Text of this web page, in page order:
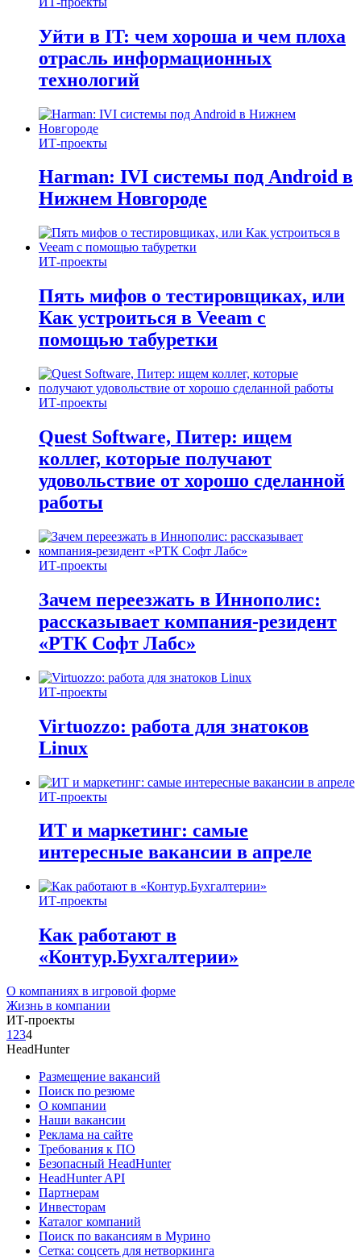
Уйти в IT: чем хороша и чем плоха
отрасль информационных
технологий
ИТ-проекты
Harman: IVI системы под Android в
Нижнем Новгороде
ИТ-проекты
Пять мифов о тестировщиках, или
Как устроиться в Veeam с
помощью табуретки
ИТ-проекты
Quest Software, Питер: ищем
коллег, которые получают
удовольствие от хорошо сделанной
работы
ИТ-проекты
Зачем переезжать в Иннополис:
рассказывает компания-резидент
«РТК Софт Лабс»
ИТ-проекты
Virtuozzo: работа для знатоков
Linux
ИТ-проекты
ИТ и маркетинг: самые
интересные вакансии в апреле
ИТ-проекты
Как работают в
«Контур.Бухгалтерии»
О компаниях в игровой форме
Жизнь в компании
ИТ-проекты
1 234
HeadHunter
Размещение вакансий
Поиск по резюме
О компании
Наши вакансии
Реклама на сайте
Требования к ПО
Безопасный HeadHunter
HeadHunter API
Партнерам
Инвесторам
Каталог компаний
Поиск по вакансиям в Мурино
Сетка: соцсеть для нетворкинга